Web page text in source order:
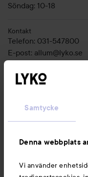
Samtycke
Denna webbplats
Vi använder
Söndag: 10-18
Kontakt
Telefon: 031-547800
E-post: allum@lyko.se
Kundservice